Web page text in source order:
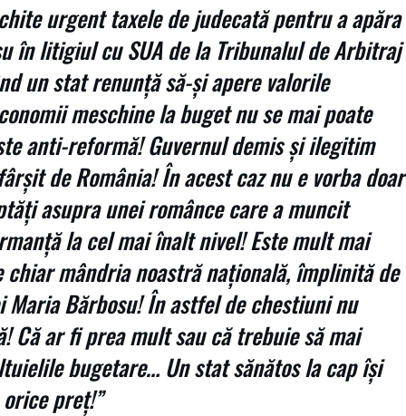
urgent taxele de judecată pentru a apăra
în litigiul cu SUA de la Tribunalul de Arbitraj
un stat renunță să-și apere valorile
meschine la buget nu se mai poate
anti-reformă! Guvernul demis și ilegitim
de România! În acest caz nu e vorba doar
asupra unei românce care a muncit
la cel mai înalt nivel! Este mult mai
mândria noastră națională, împlinită de
Maria Bărbosu! În astfel de chestiuni nu
Că ar fi prea mult sau că trebuie să mai
bugetare… Un stat sănătos la cap își
preț!”